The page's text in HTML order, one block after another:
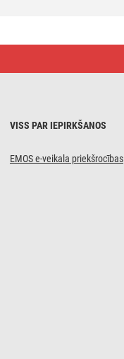
VISS PAR IEPIRKŠANOS
EMOS e-veikala priekšrocības